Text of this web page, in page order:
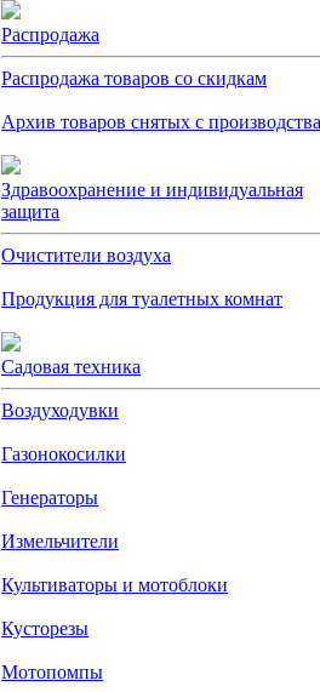
Распродажа
Распродажа товаров со скидкам
Архив товаров снятых с производства
Здравоохранение и индивидуальная
защита
Очистители воздуха
Продукция для туалетных комнат
Садовая техника
Воздуходувки
Газонокосилки
Генераторы
Измельчители
Культиваторы и мотоблоки
Кусторезы
Мотопомпы